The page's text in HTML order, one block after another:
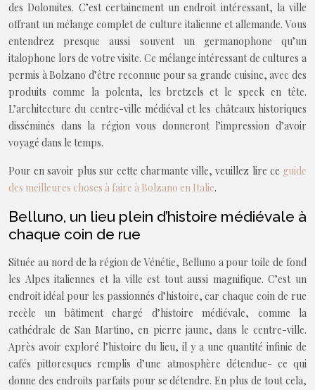
des Dolomites. C’est certainement un endroit intéressant, la ville
offrant un mélange complet de culture italienne et allemande. Vous
entendrez presque aussi souvent un germanophone qu’un
italophone lors de votre visite. Ce mélange intéressant de cultures a
permis à Bolzano d’être reconnue pour sa grande cuisine, avec des
produits comme la polenta, les bretzels et le speck en tête.
L’architecture du centre-ville médiéval et les châteaux historiques
disséminés dans la région vous donneront l’impression d’avoir
voyagé dans le temps.
Pour en savoir plus sur cette charmante ville, veuillez lire ce guide
des meilleures choses à faire à Bolzano en Italie.
Belluno, un lieu plein d’histoire médiévale à
chaque coin de rue
Située au nord de la région de Vénétie, Belluno a pour toile de fond
les Alpes italiennes et la ville est tout aussi magnifique. C’est un
endroit idéal pour les passionnés d’histoire, car chaque coin de rue
recèle un bâtiment chargé d’histoire médiévale, comme la
cathédrale de San Martino, en pierre jaune, dans le centre-ville.
Après avoir exploré l’histoire du lieu, il y a une quantité infinie de
cafés pittoresques remplis d’une atmosphère détendue- ce qui
donne des endroits parfaits pour se détendre. En plus de tout cela,